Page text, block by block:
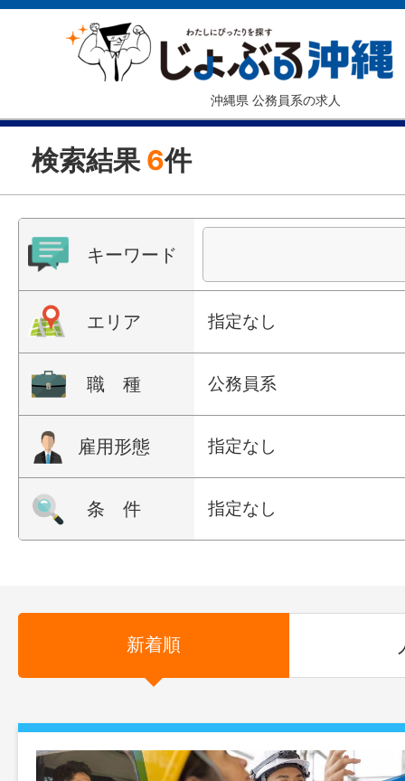
沖縄県 公務員系の求人
検索結果 6件
キーワード
エリア 指定なし
職 種 公務員系
雇用形態 指定なし
条 件 指定なし
新着順